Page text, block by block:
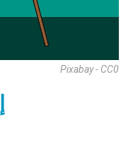
Pixabay - CC0